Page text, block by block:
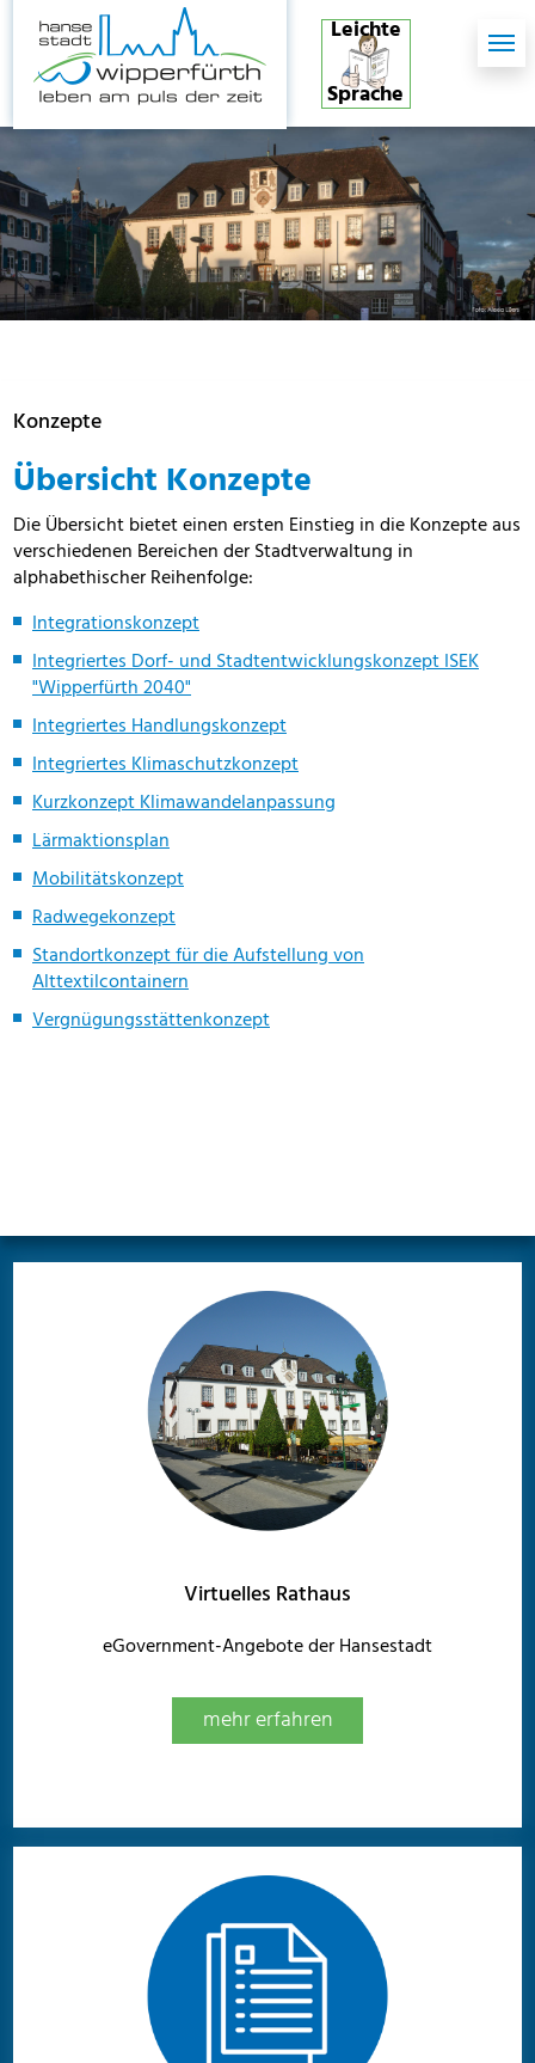
Skip to main content
Skip to page footer
Leichte
Sprache
Konzepte
Übersicht Konzepte
Die Übersicht bietet einen ersten Einstieg in die Konzepte aus
verschiedenen Bereichen der Stadtverwaltung in
alphabethischer Reihenfolge:
Integrationskonzept
Integriertes Dorf- und Stadtentwicklungskonzept ISEK
"Wipperfürth 2040"
Integriertes Handlungskonzept
Integriertes Klimaschutzkonzept
Kurzkonzept Klimawandelanpassung
Lärmaktionsplan
Mobilitätskonzept
Radwegekonzept
Standortkonzept für die Aufstellung von
Alttextilcontainern
Vergnügungsstättenkonzept
Virtuelles Rathaus
eGovernment-Angebote der Hansestadt
mehr erfahren